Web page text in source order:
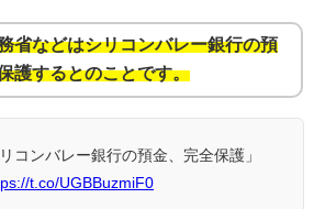
省などはシリコンバレー銀行の預
護するとのことです。
コンバレー銀行の預金、完全保護」
t.co/UGBBuzmiF0